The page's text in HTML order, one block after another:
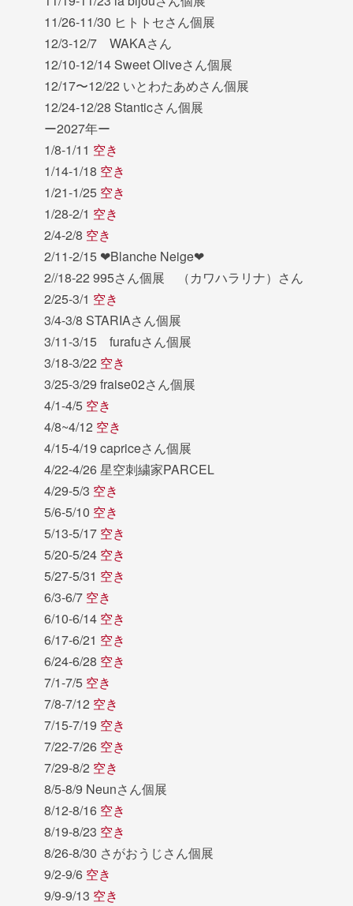
11/26-11/30 ヒトトセさん個展
12/3-12/7 WAKAさん
12/10-12/14 Sweet Oliveさん個展
12/17〜12/22 いとわたあめさん個展
12/24-12/28 Stanticさん個展
ー2027年ー
1/8-1/11 空き
1/14-1/18 空き
1/21-1/25 空き
1/28-2/1 空き
2/4-2/8 空き
2/11-2/15 ❤︎Blanche Neige❤︎
2//18-22 995さん個展 （カワハラリナ）さん
2/25-3/1 空き
3/4-3/8 STARIAさん個展
3/11-3/15 furafuさん個展
3/18-3/22 空き
3/25-3/29 fraise02さん個展
4/1-4/5 空き
4/8~4/12 空き
4/15-4/19 capriceさん個展
4/22-4/26 星空刺繍家PARCEL
4/29-5/3 空き
5/6-5/10 空き
5/13-5/17 空き
5/20-5/24 空き
5/27-5/31 空き
6/3-6/7 空き
6/10-6/14 空き
6/17-6/21 空き
6/24-6/28 空き
7/1-7/5 空き
7/8-7/12 空き
7/15-7/19 空き
7/22-7/26 空き
7/29-8/2 空き
8/5-8/9 Neunさん個展
8/12-8/16 空き
8/19-8/23 空き
8/26-8/30 さがおうじさん個展
9/2-9/6 空き
9/9-9/13 空き